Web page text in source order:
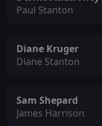
Paul Stanton
Diane Kruger
Diane Stanton
Sam Shepard
James Harrison